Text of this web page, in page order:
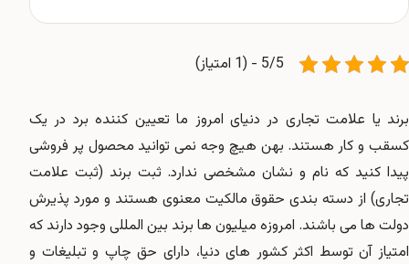
5/5 - (1 امتیاز)
برند یا علامت تجاری در دنیای امروز ما تعیین کننده برد در یک
کسقب و کار هستند. بهن هیچ وجه نمی توانید محصول پر فروشی
پیدا کنید که نام و نشان مشخصی ندارد. ثبت برند (ثبت علامت
تجاری) از دسته بندی حقوق مالکیت معنوی هستند و مورد پذیرش
دولت ها می باشند. امروزه میلیون ها برند بین المللی وجود دارند که
امتیاز آن توسط اکثر کشور های دنیا، دارای حق چاپ و تبلیغات و